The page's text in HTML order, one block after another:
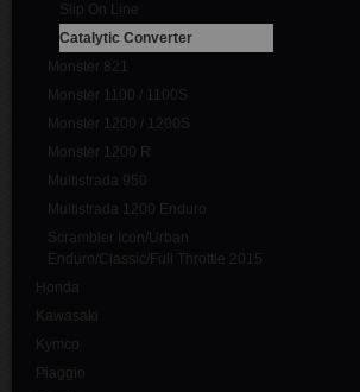
Slip On Line
Catalytic Converter
Monster 821
Monster 1100 / 1100S
Monster 1200 / 1200S
Monster 1200 R
Multistrada 950
Multistrada 1200 Enduro
Scrambler Icon/Urban
Enduro/Classic/Full Throttle 2015
Honda
Kawasaki
Kymco
Piaggio